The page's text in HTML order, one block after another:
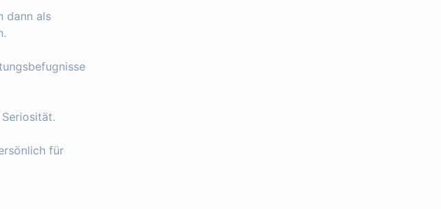
dann als
für